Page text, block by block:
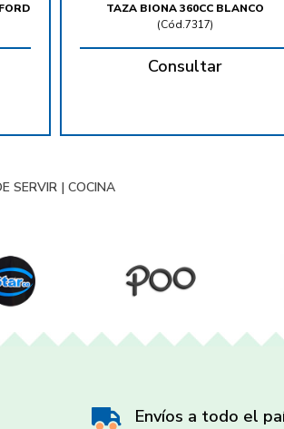
TAZA BIONA 360CC BLANCO
(Cód.7317)
Consultar
SERVIR | COCINA
Envíos a todo el